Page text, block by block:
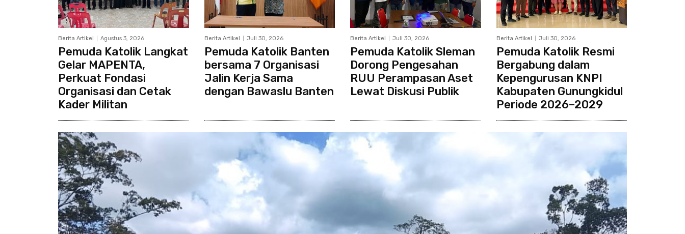
Berita Artikel Agustus 3, 2026
Pemuda Katolik Langkat
Gelar MAPENTA,
Perkuat Fondasi
Organisasi dan Cetak
Kader Militan
Berita Artikel Juli 30, 2026
Pemuda Katolik Banten
bersama 7 Organisasi
Jalin Kerja Sama
dengan Bawaslu Banten
Berita Artikel Juli 30, 2026
Pemuda Katolik Sleman
Dorong Pengesahan
RUU Perampasan Aset
Lewat Diskusi Publik
Berita Artikel Juli 30, 2026
Pemuda Katolik Resmi
Bergabung dalam
Kepengurusan KNPI
Kabupaten Gunungkidul
Periode 2026–2029